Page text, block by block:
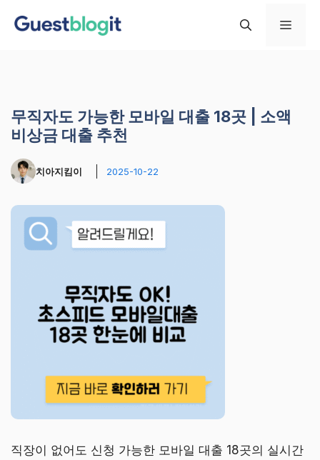
메
무직자도 가능한 모바일 대출 18곳 | 소액
비상금 대출 추천
치아지킴이 2025-10-22
직장이 없어도 신청 가능한 모바일 대출 18곳의 실시간